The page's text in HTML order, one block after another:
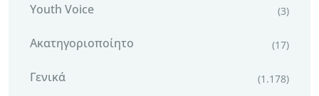
Youth Voice (3)
Ακατηγοριοποίητο (17)
Γενικά (1.178)